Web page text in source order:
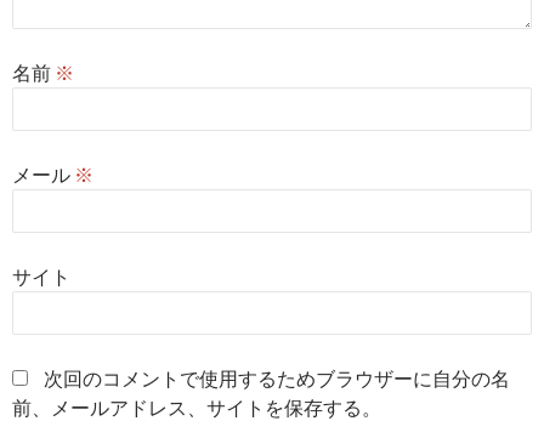
名前 ※
メール ※
サイト
次回のコメントで使用するためブラウザーに自分の名
前、メールアドレス、サイトを保存する。